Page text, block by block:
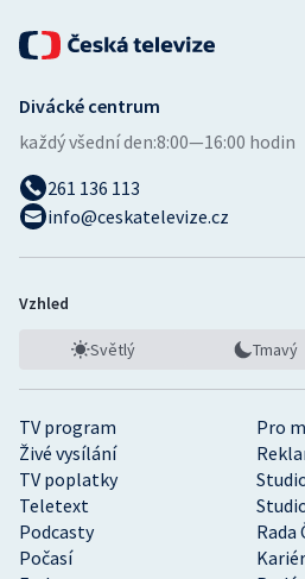
TV program
Pro
Živé vysílání
TV poplatky
Teletext
Podcasty
Rada
Počasí
Divácké centrum
každý všední den:8:00—16:00 hodin
261 136 113
info@ceskatelevize.cz
Vzhled
Světlý Tmavý